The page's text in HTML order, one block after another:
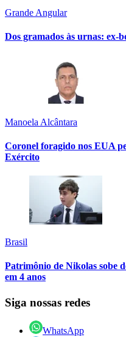
Grande Angular
Dos gramados às urnas: ex-
Manoela Alcântara
Coronel foragido nos EUA
Exército
Brasil
Patrimônio de Nikolas sobe
em 4 anos
Siga nossas redes
WhatsApp